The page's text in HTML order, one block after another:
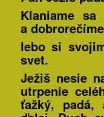
Klaniame
a
lebo si
svet.
Ježiš nesie
utrpenie
ťažký,